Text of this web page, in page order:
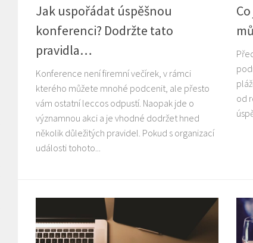
Jak uspořádat úspěšnou
konferenci? Dodržte tato
pravidla…
Konference není firemní večírek, v rámci
kterého můžete mnohé podcenit, ale přesto
vám ostatní leccos odpustí. Naopak jde o
významnou akci a je vhodné dodržet hned
několik důležitých pravidel. Pokud s organizací
události tohoto...
od